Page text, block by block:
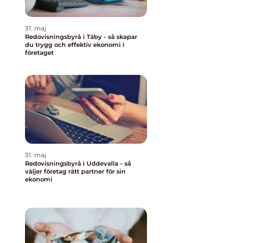
31. maj
Redovisningsbyrå i Täby - så skapar
du trygg och effektiv ekonomi i
företaget
31. maj
Redovisningsbyrå i Uddevalla - så
väljer företag rätt partner för sin
ekonomi